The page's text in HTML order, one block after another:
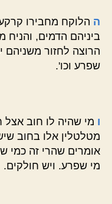
ה הלוקח מחבירו
ביניהם הדמים, והניח
הרוצה לחזור משניהם
שפרע וכו'.
ו מי שהיה לו חוב אצל
מטלטלין אלו בחוב
אומרים שהרי זה כמי
מי שפרע. ויש חולקים.